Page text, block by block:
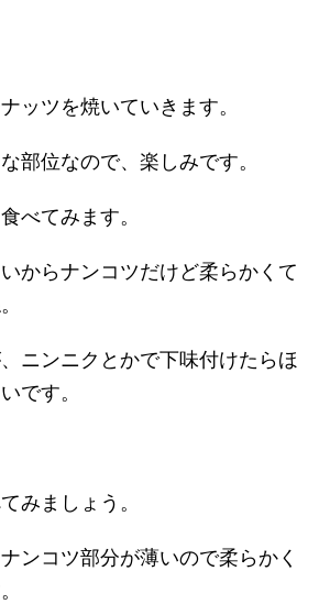
ッツを焼いていきます。
部位なので、楽しみです。
べてみます。
からナンコツだけど柔らかくて
ニンニクとかで下味付けたらほ
です。
みましょう。
ンコツ部分が薄いので柔らかく